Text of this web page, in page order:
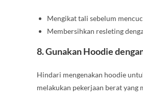
Mengikat tali sebelum
Membersihkan resleting
8.Gunakan Hoodie
Hindari mengenakan hoodie
melakukan pekerjaan berat yang